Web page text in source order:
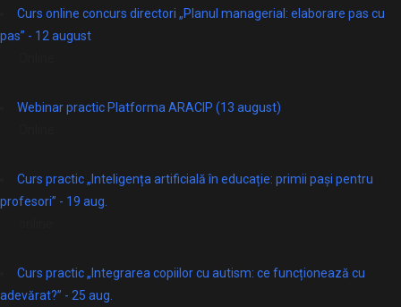
Curs online concurs directori „Planul managerial: elaborare pas cu
pas” - 12 august
Webinar practic Platforma ARACIP (13 august)
Curs practic „Inteligența artificială în educație: primii pași pentru
profesori” - 19 aug.
Curs practic „Integrarea copiilor cu autism: ce funcționează cu
adevărat?” - 25 aug.